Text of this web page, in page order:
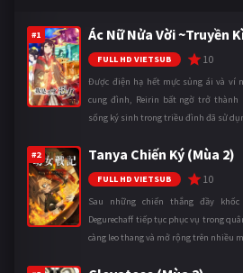
#1 Ác Nữ Nửa Vời ~Truyền
FULL HD VIETSUB 10
Được điện hạ hết mực sủng ái và ví
cung đình, Reirin bất ngờ trở thành
sống ký sinh trong triều đình đã sử
#2 Tanya Chiến Ký (Mùa 2)
FULL HD VIETSUB 10
Sau những chiến thắng đầy
Degurechaff tiếp tục phục vụ trong
càng leo thang và mở rộng trên nhiều